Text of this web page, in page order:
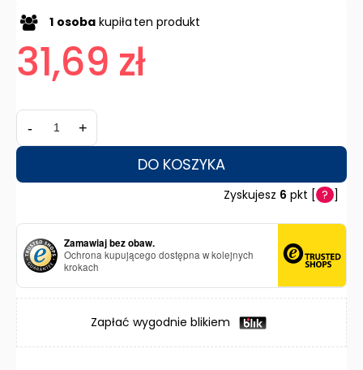
1 osoba kupiła ten produkt
31,69 zł
- +
DO KOSZYKA
Zyskujesz 6 pkt [ ? ]
Zamawiaj bez obaw.
Ochrona kupującego dostępna w kolejnych
krokach
Zapłać wygodnie blikiem